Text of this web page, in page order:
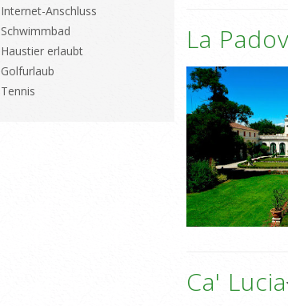
La
Ca' Lucia
Internet-Anschluss
Schwimmbad
Haustier erlaubt
Golfurlaub
Tennis